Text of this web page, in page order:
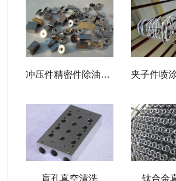
冲压件精密件除油脱脂
盲孔真空清洗 钛合金